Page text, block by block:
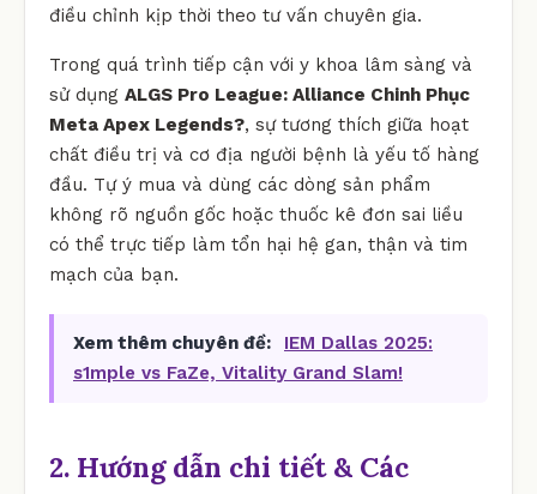
điều chỉnh kịp thời theo tư vấn chuyên gia.
Trong quá trình tiếp cận với y khoa lâm sàng và
sử dụng ALGS Pro League: Alliance Chinh Phục
Meta Apex Legends?, sự tương thích giữa hoạt
chất điều trị và cơ địa người bệnh là yếu tố hàng
đầu. Tự ý mua và dùng các dòng sản phẩm
không rõ nguồn gốc hoặc thuốc kê đơn sai liều
có thể trực tiếp làm tổn hại hệ gan, thận và tim
mạch của bạn.
Xem thêm chuyên đề:
IEM Dallas 2025:
s1mple vs FaZe, Vitality Grand Slam!
2. Hướng dẫn chi tiết & Các